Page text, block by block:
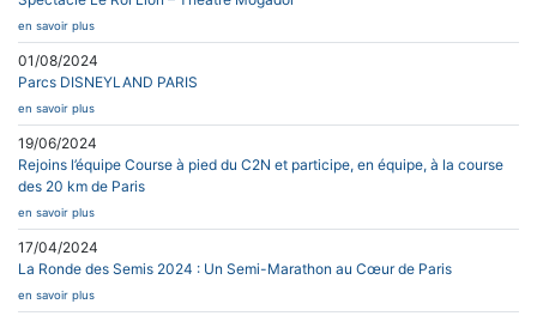
en savoir plus
01/08/2024
Parcs DISNEYLAND PARIS
en savoir plus
19/06/2024
Rejoins l’équipe Course à pied du C2N et participe, en équipe, à la course
des 20 km de Paris
en savoir plus
17/04/2024
La Ronde des Semis 2024 : Un Semi-Marathon au Cœur de Paris
en savoir plus